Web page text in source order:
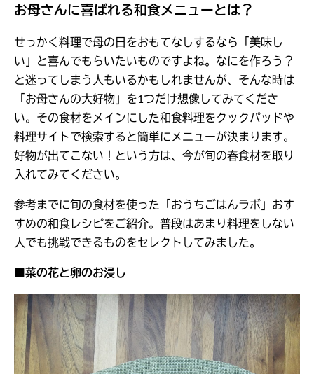
お母さんに喜ばれる和食メニューとは？
せっかく料理で母の日をおもてなしするなら「美味し
い」と喜んでもらいたいものですよね。なにを作ろう？
と迷ってしまう人もいるかもしれませんが、そんな時は
「お母さんの大好物」を1つだけ想像してみてくださ
い。その食材をメインにした和食料理をクックパッドや
料理サイトで検索すると簡単にメニューが決まります。
好物が出てこない！という方は、今が旬の春食材を取り
入れてみてください。
参考までに旬の食材を使った「おうちごはんラボ」おす
すめの和食レシピをご紹介。普段はあまり料理をしない
人でも挑戦できるものをセレクトしてみました。
■菜の花と卵のお浸し